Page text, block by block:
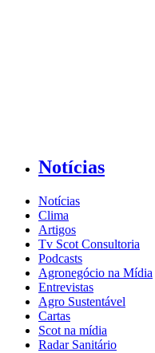
Notícias
Notícias
Clima
Artigos
Tv Scot Consultoria
Podcasts
Agronegócio na Mídia
Entrevistas
Agro Sustentável
Cartas
Scot na mídia
Radar Sanitário